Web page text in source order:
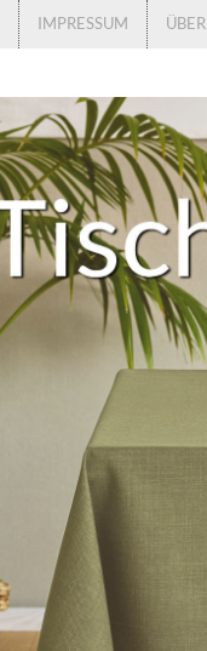
IMPRESSUM